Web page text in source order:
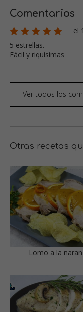
Comentarios
el
5 estrellas.
Fácil y riquísimas
Ver todos los
Otras recetas
Lomo a la